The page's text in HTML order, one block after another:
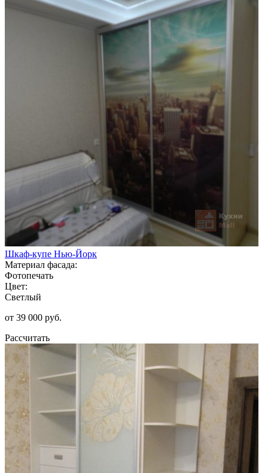
Шкаф-купе Нью-Йорк
Материал фасада:
Фотопечать
Цвет:
Светлый
от 39 000 руб.
Рассчитать